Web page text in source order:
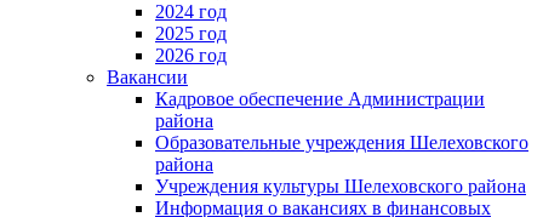
2024 год
2025 год
2026 год
Вакансии
Кадровое обеспечение Администрации
района
Образовательные учреждения Шелеховского
района
Учреждения культуры Шелеховского района
Информация о вакансиях в финансовых